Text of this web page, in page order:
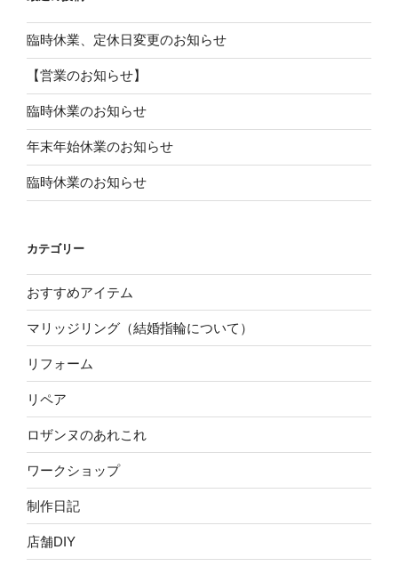
ン
臨時休業、定休日変更のお知らせ
【営業のお知らせ】
臨時休業のお知らせ
年末年始休業のお知らせ
臨時休業のお知らせ
カテゴリー
おすすめアイテム
マリッジリング（結婚指輪について）
リフォーム
リペア
ロザンヌのあれこれ
ワークショップ
制作日記
店舗DIY